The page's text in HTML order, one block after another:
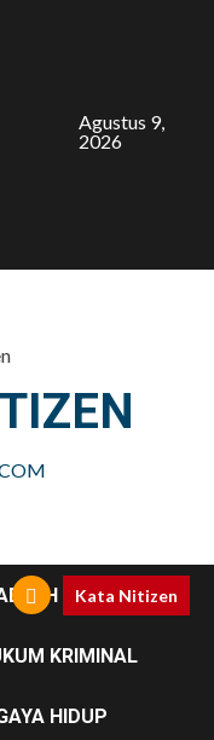
Agustus 9,
2026
KRIMINAL
HIDUP
Kata Nitizen